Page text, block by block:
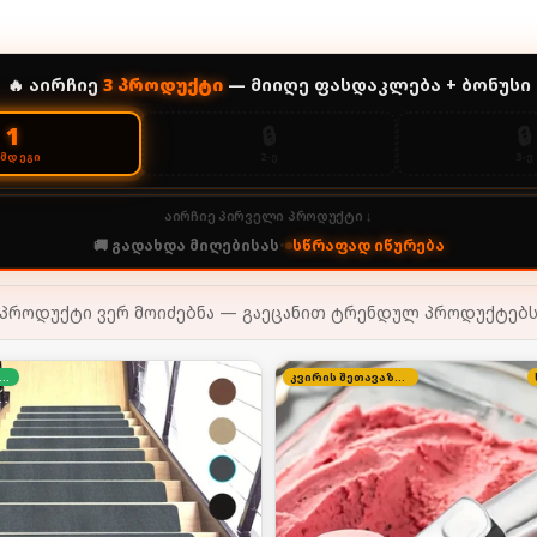
🔥 აირჩიე 3პროდუქტი— მიიღე ფასდაკლება + ბონუსი
1
აირჩიე პირველი პროდუქტი ↓
🚚 გადახდა მიღებისას• სწრაფად იწურება
პროდუქტი ვერ მოიძებნა — გაეცანით ტრენდულ პროდუქტებს
ადგილზე გადახდა კვირის შეთავაზება